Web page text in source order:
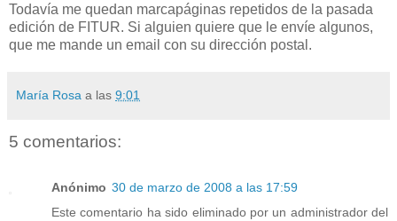
Todavía me quedan marcapáginas repetidos de la pasada
edición de FITUR. Si alguien quiere que le envíe algunos,
que me mande un email con su dirección postal.
María Rosa a las 9:01
5 comentarios:
Anónimo 30 de marzo de 2008 a las 17:59
Este comentario ha sido eliminado por un administrador del